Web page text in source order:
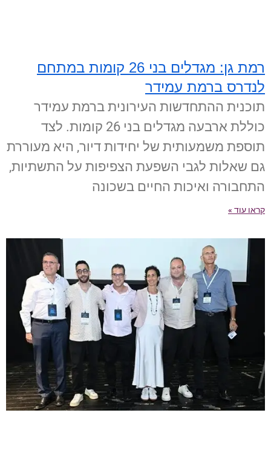
רמת גן: מגדלים בני 26 קומות במתחם
לנדרס ברמת עמידר
תוכנית ההתחדשות העירונית ברמת עמידר
כוללת ארבעה מגדלים בני 26 קומות. לצד
תוספת משמעותית של יחידות דיור, היא מעוררת
גם שאלות לגבי השפעת הצפיפות על התשתיות,
התחבורה ואיכות החיים בשכונה
קראו עוד »